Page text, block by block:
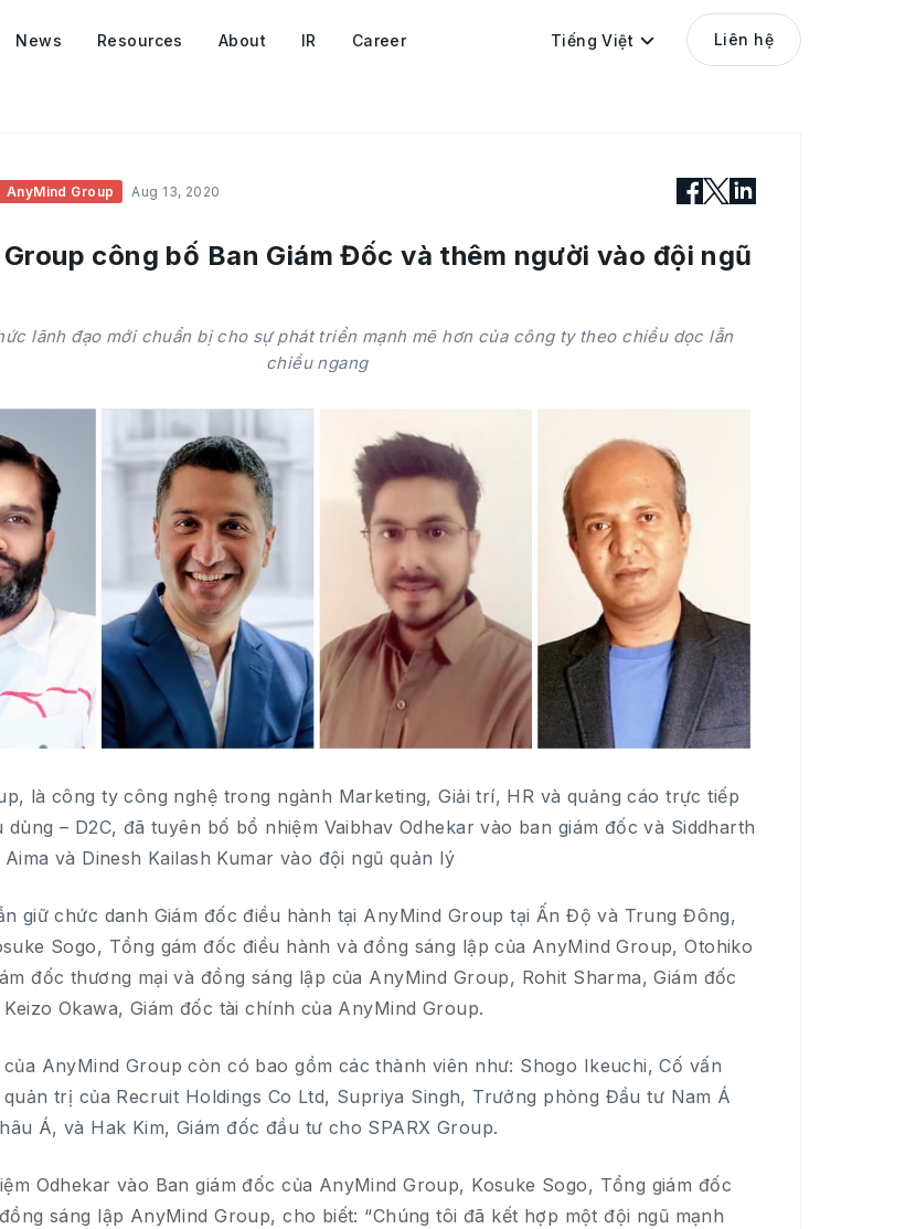
News Resources About IR Career Tiếng Việt Liên hệ
AnyMind Group Aug 13, 2020
công bố Ban Giám Đốc và thêm người vào đội ngũ
lãnh đạo mới chuẩn bị cho sự phát triển mạnh mẽ hơn của công ty theo chiều dọc lẫn
chiều ngang
là công ty công nghệ trong ngành Marketing, Giải trí, HR và quảng cáo trực tiếp
dùng – D2C, đã tuyên bố bổ nhiệm Vaibhav Odhekar vào ban giám đốc và Siddharth
và Dinesh Kailash Kumar vào đội ngũ quản lý
giữ chức danh Giám đốc điều hành tại AnyMind Group tại Ấn Độ và Trung Đông,
Sogo, Tổng gám đốc điều hành và đồng sáng lập của AnyMind Group, Otohiko
đốc thương mại và đồng sáng lập của AnyMind Group, Rohit Sharma, Giám đốc
Okawa, Giám đốc tài chính của AnyMind Group.
của AnyMind Group còn có bao gồm các thành viên như: Shogo Ikeuchi, Cố vấn
trị của Recruit Holdings Co Ltd, Supriya Singh, Trưởng phòng Đầu tư Nam Á
Á, và Hak Kim, Giám đốc đầu tư cho SPARX Group.
Odhekar vào Ban giám đốc của AnyMind Group, Kosuke Sogo, Tổng giám đốc
sáng lập AnyMind Group, cho biết: “Chúng tôi đã kết hợp một đội ngũ mạnh